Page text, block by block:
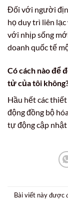
Đối với người
họ duy trì liên
với nhịp sống
doanh quốc tế
Có cách nào để
tử của tôi
Hầu hết các
động đồng bộ
tự động cập nhật
Bài viết này được